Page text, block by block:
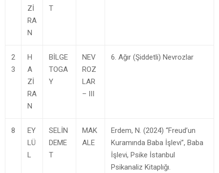
Zİ
RA
N
T
2
3
H
A
Zİ
RA
N
BİLGE
TOGA
Y
NEV
ROZ
LAR
– III
6. Ağır (Şiddetli) Nevrozlar
8
EY
LÜ
L
SELİN
DEME
T
MAK
ALE
Erdem, N. (2024) “Freud’un
Kuramında Baba İşlevi”, Baba
İşlevi, Psike İstanbul
Psikanaliz Kitaplığı.